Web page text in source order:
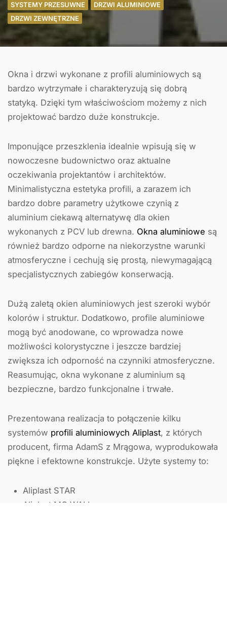
SYSTEMY PRZESUWNE
DRZWI ALUMINIOWE
DRZWI ZEWNĘTRZNE
Okna i drzwi wykonane z profili aluminiowych są
bardzo wytrzymałe i charakteryzują się dobrą
statyką. Dzięki tym właściwościom możemy z nich
projektować bardzo duże konstrukcje.
Imponujące przeszklenia idealnie wpisują się w
nowoczesne budownictwo oraz aktualne
oczekiwania projektantów i architektów.
Minimalistyczna estetyka profili, a zarazem ich
bardzo dobre parametry użytkowe czynią z
aluminium ciekawą alternatywę dla okien
wykonanych z PCV lub drewna. Okna aluminiowe są
również bardzo odporne na niekorzystne warunki
atmosferyczne i cechują się prostą, niewymagającą
specjalistycznych zabiegów konserwacją.
Dużą zaletą okien aluminiowych jest szeroki wybór
kolorów i struktur. Dodatkowo, profile aluminiowe
mogą być anodowane, co wprowadza nowe
możliwości kolorystyczne i jeszcze bardziej
zwiększa ich odporność na czynniki atmosferyczne.
Reasumując, okna wykonane z aluminium są
bezpieczne, bardzo funkcjonalne i trwałe.
Prezentowana realizacja to połączenie kilku
systemów profili aluminiowych Aliplast, z których
producent, firma AdamS z Mrągowa, wyprodukowała
piękne i efektowne konstrukcje. Użyte systemy to:
Aliplast STAR
Aliplast MC WALL